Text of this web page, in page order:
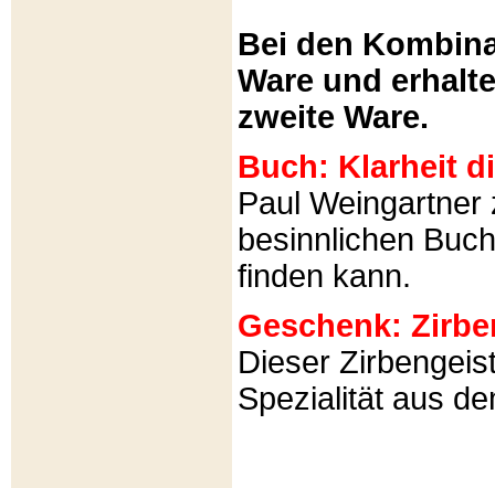
Bei den
Ware und
zweite Ware.
Buch: Klarheit
Paul
besinnlichen
finden kann.
Geschenk:
Dieser
Spezialität aus